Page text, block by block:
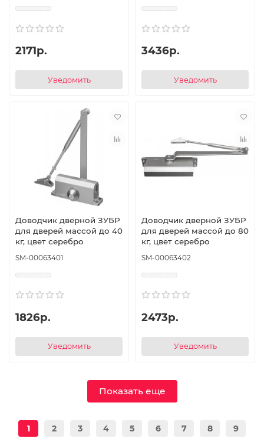
2171р.
Уведомить
3436р.
Уведомить
Доводчик дверной ЗУБР
для дверей массой до 40
кг, цвет серебро
SM-00063401
1826р.
Уведомить
Доводчик дверной ЗУБР
для дверей массой до 80
кг, цвет серебро
SM-00063402
2473р.
Уведомить
Показать еще
1 2 3 4 5 6 7 8 9